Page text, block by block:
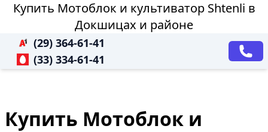
Купить Мотоблок и культиватор Shtenli в
Докшицах и районе
(29) 364-61-41
(33) 334-61-41
Купить Мотоблок и